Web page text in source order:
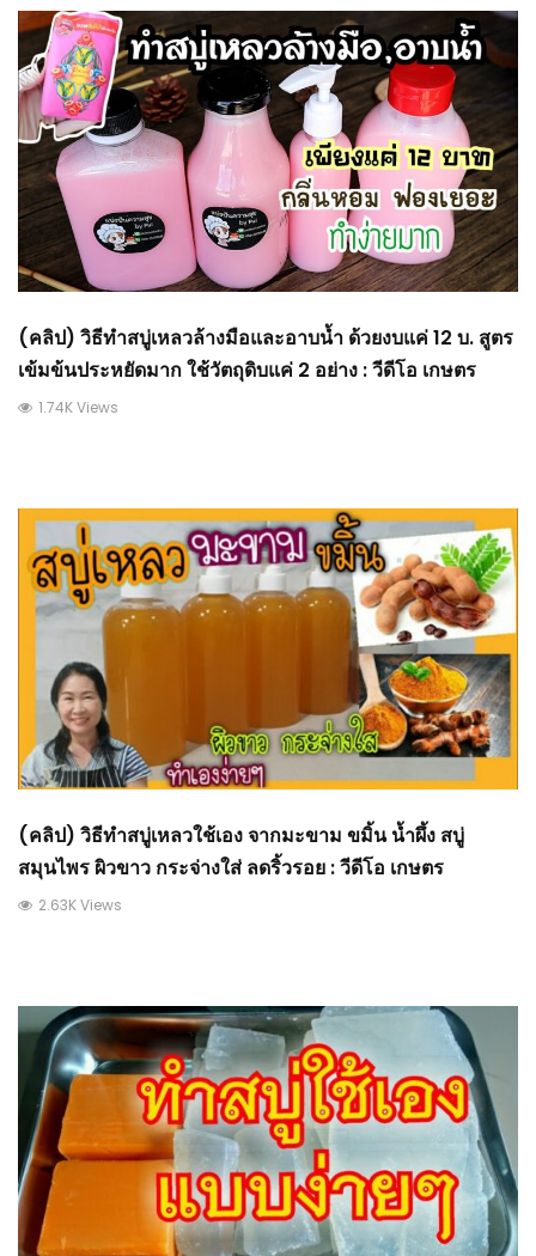
(คลิป) วิธีทำสบู่เหลวล้างมือและอาบน้ำ ด้วยงบแค่ 12 บ. สูตร
เข้มข้นประหยัดมาก ใช้วัตถุดิบแค่ 2 อย่าง : วีดีโอ เกษตร
1.74K Views
(คลิป) วิธีทำสบู่เหลวใช้เอง จากมะขาม ขมิ้น น้ำผึ้ง สบู่
สมุนไพร ผิวขาว กระจ่างใส่ ลดริ้วรอย : วีดีโอ เกษตร
2.63K Views